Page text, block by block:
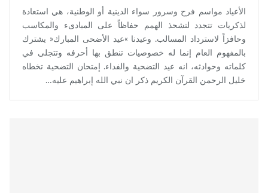
الأعياد مواسم فرح وسرور سواء الدينية أو الوطنية، هي استعادة
لذكريات تتجدد لتشحذ الهمم حفاظاً على المبادىء والمكاسب
وحافزاً لاسترداد المسالب. وعيدنا »عيد الأضحى المبارك« يشترك
بالمفهوم العام إنما له خصوصيات تنطق بها أحرفه وتتجلى في
كلماته وحوادثه، انه عيد التضحية والفداء. إمتحان التضحية تخطاه
خليل الرحمن القرآن الكريم ذكر ان نبي الله إبراهيم عليه…